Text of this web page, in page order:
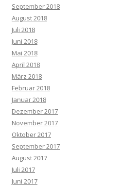
September 2018
August 2018
Juli 2018
Juni 2018
Mai 2018
April 2018
März 2018
Februar 2018
Januar 2018
Dezember 2017
November 2017
Oktober 2017
September 2017
August 2017
Juli 2017
Juni 2017